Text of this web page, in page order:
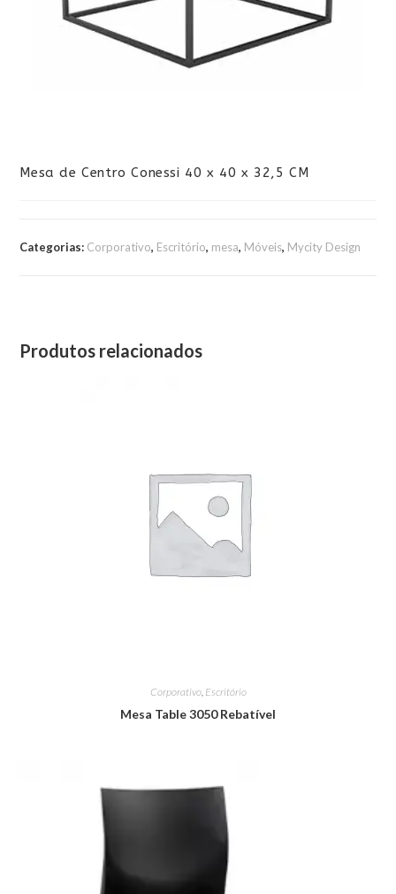
Mesa de Centro Conessi 40 x 40 x 32,5 CM
Categorias: Corporativo, Escritório, mesa, Móveis, Mycity Design
Produtos relacionados
Corporativo, Escritório
Mesa Table 3050 Rebatível